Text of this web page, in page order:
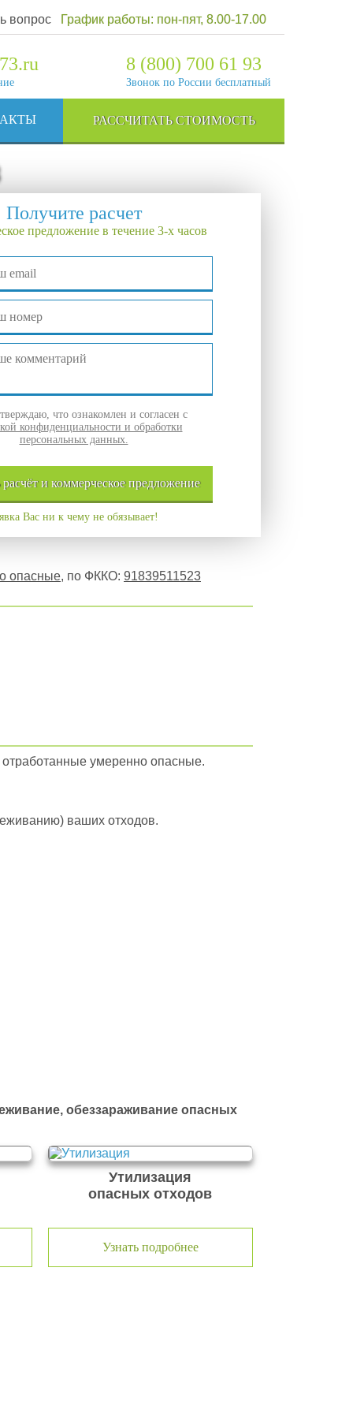
вопрос График работы: пон-пят, 8.00-17.00
8 (800) 700 61 93
Звонок по России бесплатный
РАССЧИТАТЬ СТОИМОСТЬ
Получите расчет
предложение в течение 3-х часов
что ознакомлен и согласен с
конфиденциальности и обработки
персональных данных.
расчёт и коммерческоепредложение
Вас ни к чему не обязывает!
опасные, по ФККО: 91839511523
умеренно опасные.
ваших отходов.
обеззараживание опасных
Утилизация
опасных отходов
Узнать подробнее